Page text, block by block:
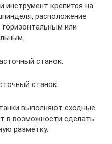
крепится на
расположение
или
станок.
станок.
выполняют сходные
в возможности сделать
разметку.